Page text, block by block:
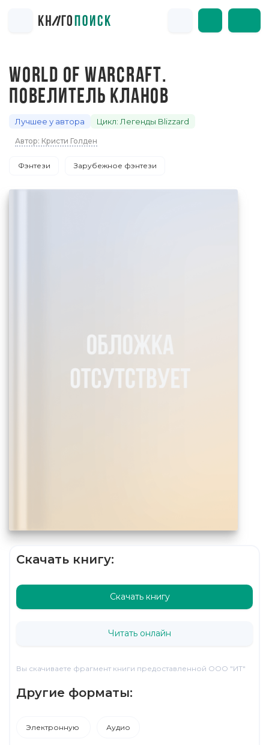
WORLD OF WARCRAFT.
ПОВЕЛИТЕЛЬ КЛАНОВ
Лучшее у автора Цикл: Легенды Blizzard
Автор: Кристи Голден
Фэнтези Зарубежное фэнтези
Скачать книгу:
Скачать книгу
Читать онлайн
Вы скачиваете фрагмент книги предоставленной ООО "ИТ"
Другие форматы:
Электронную Аудио